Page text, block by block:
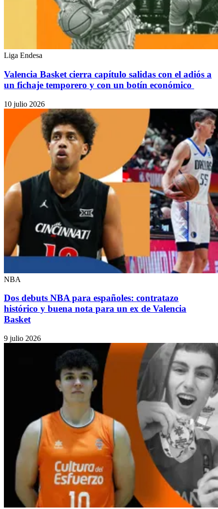
Liga Endesa
Valencia Basket cierra capítulo salidas con el adiós a
un fichaje temporero y con un botín económico
10 julio 2026
NBA
Dos debuts NBA para españoles: contratazo
histórico y buena nota para un ex de Valencia
Basket
9 julio 2026